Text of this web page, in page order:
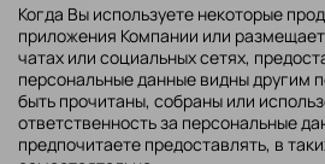
Когда Вы используете некоторые
приложения Компании или
чатах или социальных сетях,
персональные данные видны другим
быть прочитаны, собраны или
ответственность за персональные
предпочитаете предоставлять, в